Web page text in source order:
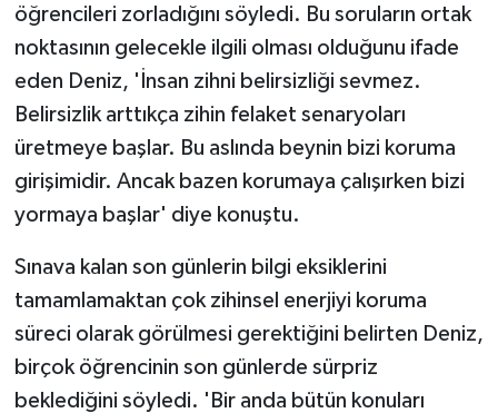
öğrencileri zorladığını söyledi. Bu soruların ortak
noktasının gelecekle ilgili olması olduğunu ifade
eden Deniz, 'İnsan zihni belirsizliği sevmez.
Belirsizlik arttıkça zihin felaket senaryoları
üretmeye başlar. Bu aslında beynin bizi koruma
girişimidir. Ancak bazen korumaya çalışırken bizi
yormaya başlar' diye konuştu.
Sınava kalan son günlerin bilgi eksiklerini
tamamlamaktan çok zihinsel enerjiyi koruma
süreci olarak görülmesi gerektiğini belirten Deniz,
birçok öğrencinin son günlerde sürpriz
beklediğini söyledi. 'Bir anda bütün konuları